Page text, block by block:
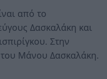
από το
Δασκαλάκη και
Στην
Μάνου Δασκαλάκη.